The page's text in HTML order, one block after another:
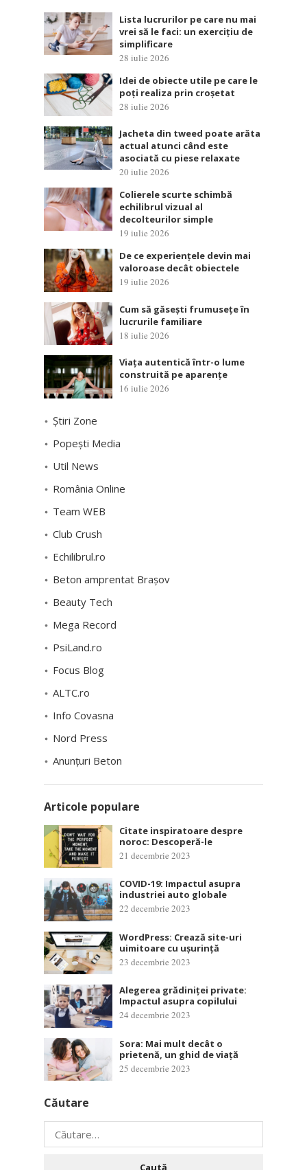
Lista lucrurilor pe care nu mai
vrei să le faci: un exercițiu de
simplificare
28 iulie 2026
Idei de obiecte utile pe care le
poți realiza prin croșetat
28 iulie 2026
Jacheta din tweed poate arăta
actual atunci când este
asociată cu piese relaxate
20 iulie 2026
Colierele scurte schimbă
echilibrul vizual al
decolteurilor simple
19 iulie 2026
De ce experiențele devin mai
valoroase decât obiectele
19 iulie 2026
Cum să găsești frumusețe în
lucrurile familiare
18 iulie 2026
Viața autentică într-o lume
construită pe aparențe
16 iulie 2026
Știri Zone
Popești Media
Util News
România Online
Team WEB
Club Crush
Echilibrul.ro
Beton amprentat Brașov
Beauty Tech
Mega Record
PsiLand.ro
Focus Blog
ALTC.ro
Info Covasna
Nord Press
Anunțuri Beton
Articole populare
Citate inspiratoare despre
noroc: Descoperă-le
21 decembrie 2023
COVID-19: Impactul asupra
industriei auto globale
22 decembrie 2023
WordPress: Crează site-uri
uimitoare cu ușurință
23 decembrie 2023
Alegerea grădiniței private:
Impactul asupra copilului
24 decembrie 2023
Sora: Mai mult decât o
prietenă, un ghid de viață
25 decembrie 2023
Căutare
Caută
după: